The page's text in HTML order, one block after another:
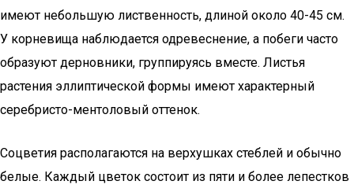
имеют небольшую лиственность, длиной около 40-45 см.
У корневища наблюдается одревеснение, а побеги часто
образуют дерновники, группируясь вместе. Листья
растения эллиптической формы имеют характерный
серебристо-ментоловый оттенок.
Соцветия располагаются на верхушках стеблей и обычно
белые. Каждый цветок состоит из пяти и более лепестков